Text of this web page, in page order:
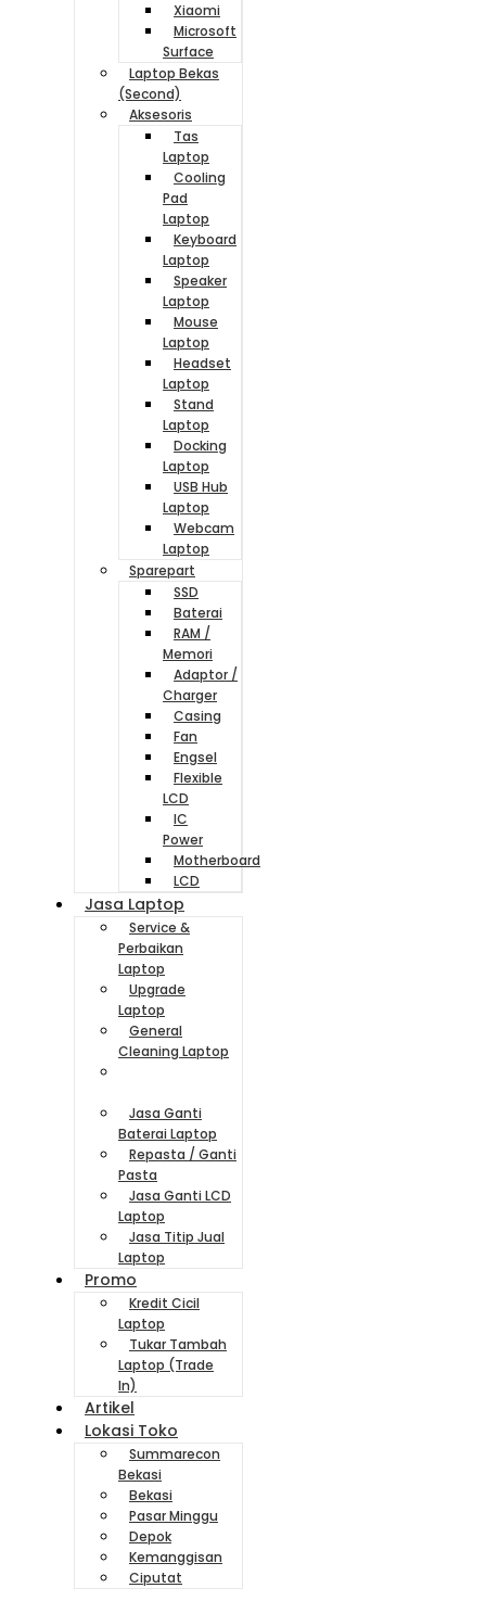
Xiaomi
Microsoft
Surface
Laptop Bekas
(Second)
Aksesoris
Tas
Laptop
Cooling
Pad
Laptop
Keyboard
Laptop
Speaker
Laptop
Mouse
Laptop
Headset
Laptop
Stand
Laptop
Docking
Laptop
USB Hub
Laptop
Webcam
Laptop
Sparepart
SSD
Baterai
RAM /
Memori
Adaptor /
Charger
Casing
Fan
Engsel
Flexible
LCD
IC
Power
Motherboard
LCD
Jasa Laptop
Service &
Perbaikan
Laptop
Upgrade
Laptop
General
Cleaning Laptop
Jasa Ganti
Baterai Laptop
Repasta / Ganti
Pasta
Jasa Ganti LCD
Laptop
Jasa Titip Jual
Laptop
Promo
Kredit Cicil
Laptop
Tukar Tambah
Laptop (Trade
In)
Artikel
Lokasi Toko
Summarecon
Bekasi
Bekasi
Pasar Minggu
Depok
Kemanggisan
Ciputat